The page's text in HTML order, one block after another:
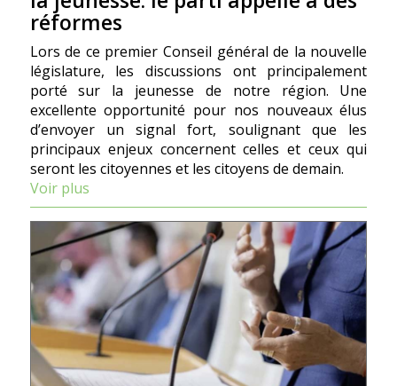
réformes
Lors de ce premier Conseil général de la nouvelle
législature, les discussions ont principalement
porté sur la jeunesse de notre région. Une
excellente opportunité pour nos nouveaux élus
d’envoyer un signal fort, soulignant que les
principaux enjeux concernent celles et ceux qui
seront les citoyennes et les citoyens de demain.
Voir plus